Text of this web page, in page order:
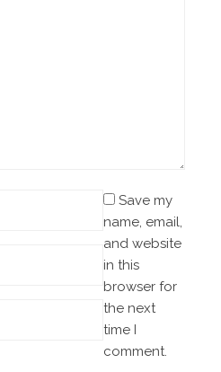
Save my
name, email,
and website
in this
browser for
the next
time I
comment.